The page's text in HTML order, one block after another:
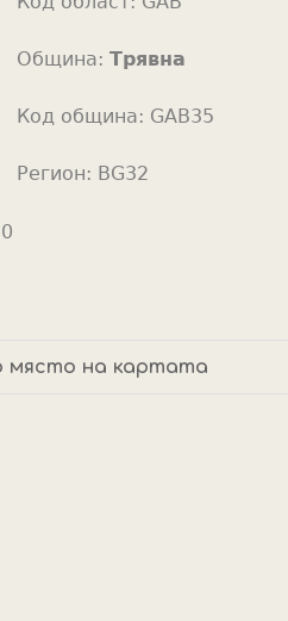
Община: Трявна
Код община: GAB35
Регион: BG32
място на картата